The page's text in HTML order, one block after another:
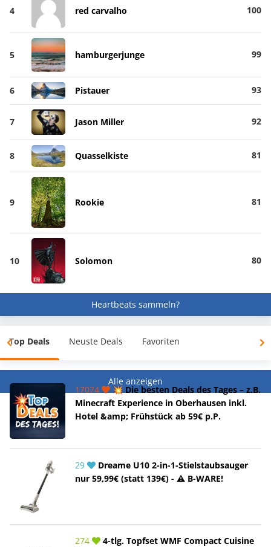
4 red carvalho 100
5 hamburgerjunge 99
6 Pistauer 93
7 Jason Miller 92
8 Quasselkiste 81
9 Rookie 81
10 Solomon 80
Heartbeats sammeln?
Top Deals Neuste Deals Favoriten
Alle anzeigen
17074
💥 Die besten Deals des Tages – z.B.
Minecraft Experience in Oberhausen inkl.
Hotel &amp; Frühstück ab 59€ p.P.
29
Dreame U10 2-in-1-Stielstaubsauger
nur 59,99€ (statt 139€) - ⚠️ B-WARE!
274
4-tlg. Topfset WMF Compact Cuisine